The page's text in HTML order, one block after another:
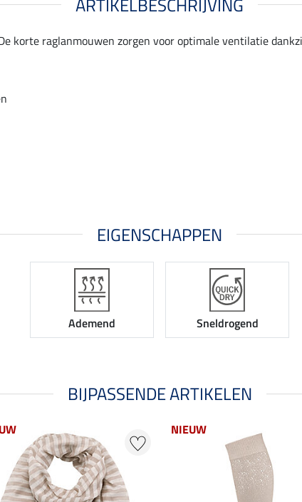
korte raglanmouwen zorgen voor optimale ventilatie
EIGENSCHAPPEN
Ademend Sneldrogend
BIJPASSENDE ARTIKELEN
NIEUW